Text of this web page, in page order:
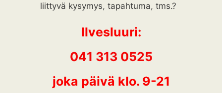
liittyvä kysymys, tapahtuma, tms.?
Ilvesluuri:
041 313 0525
joka päivä klo. 9-21